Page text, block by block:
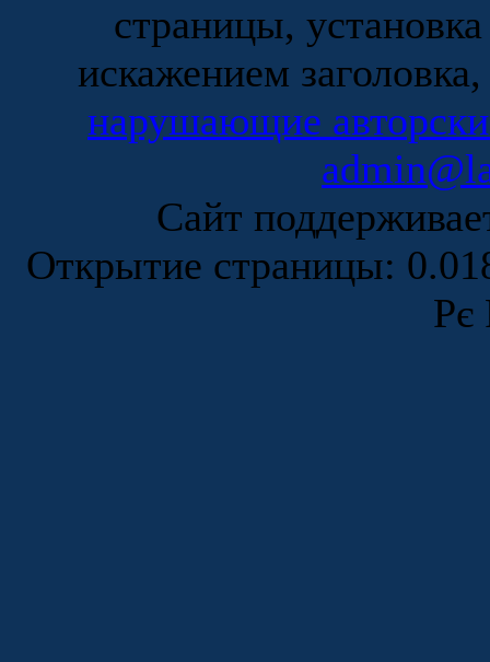
страницы,
искажением
нарушающие
Сайт
Открытие страницы:
Рє